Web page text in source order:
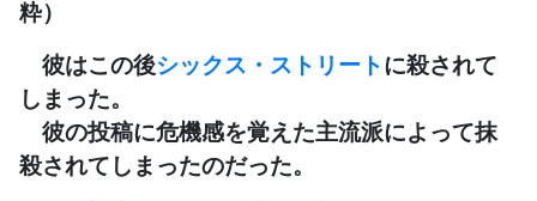
粋）
彼はこの後シックス・ストリートに殺されて
しまった。
彼の投稿に危機感を覚えた主流派によって抹
殺されてしまったのだった。